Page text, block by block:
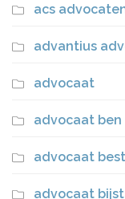
acs
advantius
advocaat
advocaat ben
advocaat
advocaat